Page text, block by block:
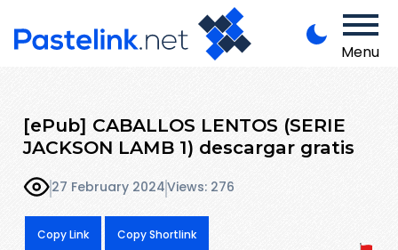
Menu
[ePub] CABALLOS LENTOS (SERIE
JACKSON LAMB 1) descargar gratis
27 February 2024Views: 276
Copy Link Copy Shortlink